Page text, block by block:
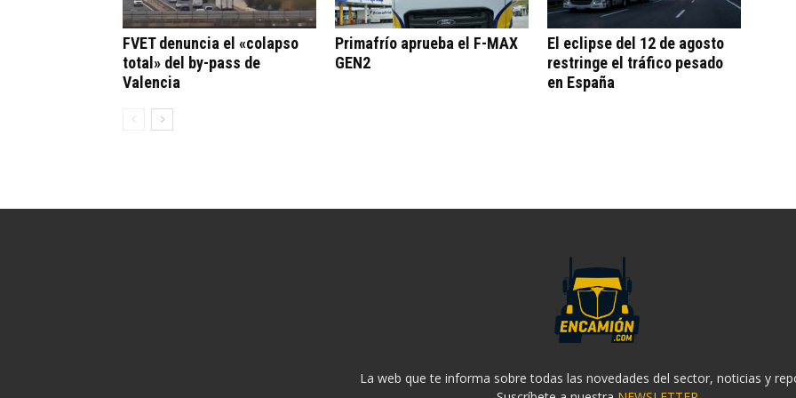
FVET denuncia el «colapso
total» del by-pass de
Valencia
Primafrío aprueba el F-MAX
GEN2
El eclipse del 12 de agosto
restringe el tráfico pesado
en España
La web que te informa sobre todas las novedades del sector, noticias y